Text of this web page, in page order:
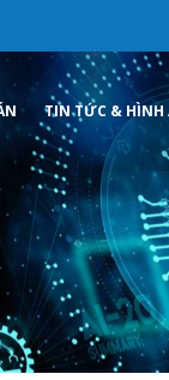
TIN TỨC & HÌNH